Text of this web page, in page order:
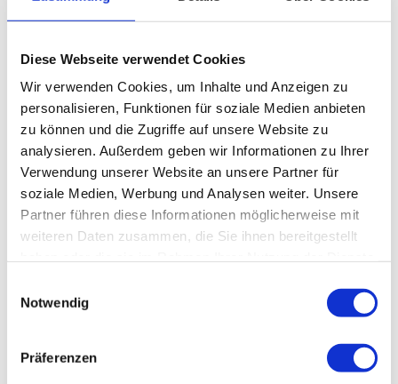
Diese Webseite verwendet Cookies
Wir verwenden Cookies, um Inhalte und Anzeigen zu
personalisieren, Funktionen für soziale Medien anbieten
zu können und die Zugriffe auf unsere Website zu
analysieren. Außerdem geben wir Informationen zu Ihrer
Verwendung unserer Website an unsere Partner für
soziale Medien, Werbung und Analysen weiter. Unsere
Partner führen diese Informationen möglicherweise mit
weiteren Daten zusammen, die Sie ihnen bereitgestellt
Notwendig
Präferenzen
Abteilungen des Bereichs
Controlling